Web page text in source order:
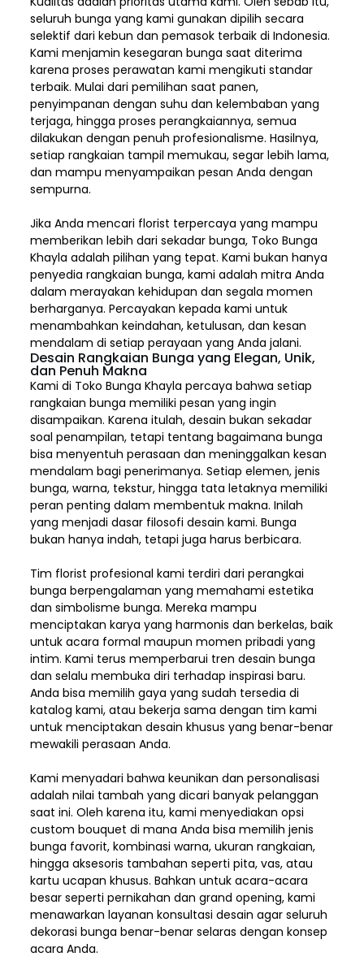
seluruh bunga yang kami gunakan dipilih secara
selektif dari kebun dan pemasok terbaik di Indonesia.
Kami menjamin kesegaran bunga saat diterima
karena proses perawatan kami mengikuti standar
terbaik. Mulai dari pemilihan saat panen,
penyimpanan dengan suhu dan kelembaban yang
terjaga, hingga proses perangkaiannya, semua
dilakukan dengan penuh profesionalisme. Hasilnya,
setiap rangkaian tampil memukau, segar lebih lama,
dan mampu menyampaikan pesan Anda dengan
sempurna.
Jika Anda mencari florist terpercaya yang mampu
memberikan lebih dari sekadar bunga, Toko Bunga
Khayla adalah pilihan yang tepat. Kami bukan hanya
penyedia rangkaian bunga, kami adalah mitra Anda
dalam merayakan kehidupan dan segala momen
berharganya. Percayakan kepada kami untuk
menambahkan keindahan, ketulusan, dan kesan
mendalam di setiap perayaan yang Anda jalani.
Desain Rangkaian Bunga yang Elegan, Unik,
dan Penuh Makna
Kami di Toko Bunga Khayla percaya bahwa setiap
rangkaian bunga memiliki pesan yang ingin
disampaikan. Karena itulah, desain bukan sekadar
soal penampilan, tetapi tentang bagaimana bunga
bisa menyentuh perasaan dan meninggalkan kesan
mendalam bagi penerimanya. Setiap elemen, jenis
bunga, warna, tekstur, hingga tata letaknya memiliki
peran penting dalam membentuk makna. Inilah
yang menjadi dasar filosofi desain kami. Bunga
bukan hanya indah, tetapi juga harus berbicara.
Tim florist profesional kami terdiri dari perangkai
bunga berpengalaman yang memahami estetika
dan simbolisme bunga. Mereka mampu
menciptakan karya yang harmonis dan berkelas, baik
untuk acara formal maupun momen pribadi yang
intim. Kami terus memperbarui tren desain bunga
dan selalu membuka diri terhadap inspirasi baru.
Anda bisa memilih gaya yang sudah tersedia di
katalog kami, atau bekerja sama dengan tim kami
untuk menciptakan desain khusus yang benar-benar
mewakili perasaan Anda.
Kami menyadari bahwa keunikan dan personalisasi
adalah nilai tambah yang dicari banyak pelanggan
saat ini. Oleh karena itu, kami menyediakan opsi
custom bouquet di mana Anda bisa memilih jenis
bunga favorit, kombinasi warna, ukuran rangkaian,
hingga aksesoris tambahan seperti pita, vas, atau
kartu ucapan khusus. Bahkan untuk acara-acara
besar seperti pernikahan dan grand opening, kami
menawarkan layanan konsultasi desain agar seluruh
dekorasi bunga benar-benar selaras dengan konsep
acara Anda.